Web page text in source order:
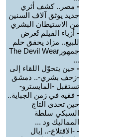
- مصر.. كشف أثري
جديد يوثق آلاف السنين
من الاستيطان البشري
- أزياء الفيلم تُعرض
للبيع.. مزاد يحقق حلم
جمهورThe Devil Wear
...
- حين يتحوّل اللقاء إلى
-زحف بشري-.. دمشق
تستقبل -المايسترو-
- فقيه في زمن الجباية..
حين تحدى التاج
السبكي سلطة
المماليك ود ...
- -الاقتلاع-.. إيال